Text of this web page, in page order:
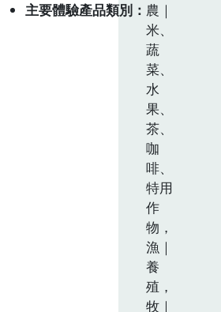
主要體驗產品類別
農｜
米、
蔬
菜、
水
果、
茶、
咖
啡、
特用
作
物，
漁｜
養
殖，
牧｜